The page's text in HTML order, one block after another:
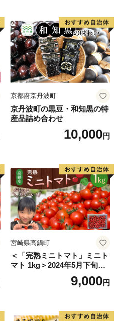
京都府京丹波町
京丹波町の黒豆・和知黒の特
産品詰め合わせ
10,000円
宮崎県高鍋町
＜「完熟ミニトマト」ミニト
マト 1kg＞2024年5月下旬迄
に順次出荷 野菜ソムリエサ
ミット アルル・リリカ共に
県 高鍋町産 産地直送 有機肥
9,000円